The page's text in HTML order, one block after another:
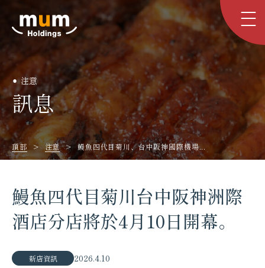
注意
訊息
頂部 注意 鰻魚四代目菊川、台中阪神國際機場...
鰻魚四代目菊川台中阪神洲際
酒店分店將於4月10日開幕。
新店資訊 2026.4.10